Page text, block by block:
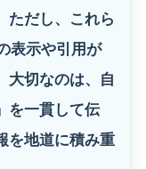
ただし、これら
表示や引用が
大切なのは、自
を一貫して伝
を地道に積み重